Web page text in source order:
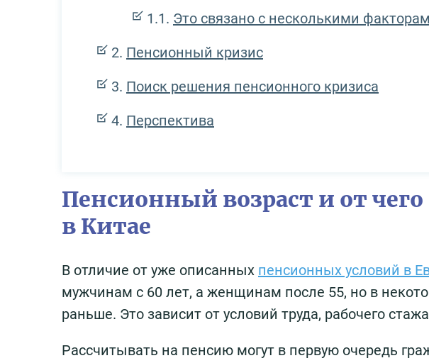
Это связано с несколькими
Пенсионный кризис
Поиск решения пенсионного кризиса
Перспектива
Пенсионный возраст и от
в Китае
В отличие от уже описанных пенсионных условий в
мужчинам с 60 лет, а женщинам после 55, но в
раньше. Это зависит от условий труда, рабочего
Рассчитывать на пенсию могут в первую очередь